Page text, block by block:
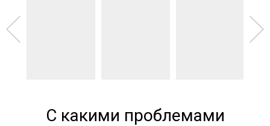
С какими проблемами